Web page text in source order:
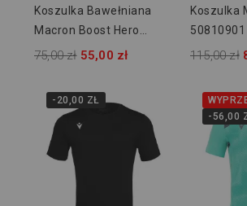
Koszulka Bawełniana
Macron Boost Hero
918719
75,00 zł 55,00 zł
Koszulka
50810901
115,00 zł
-20,00 ZŁ
-56,00